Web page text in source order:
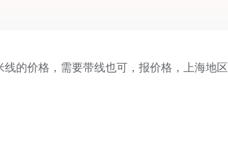
的价格，需要带线也可，报价格，上海地区